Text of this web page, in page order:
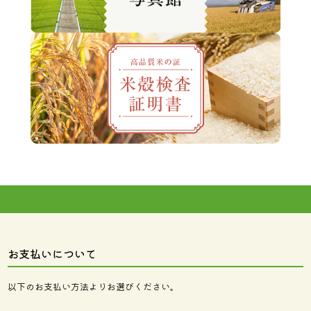
お支払いについて
以下のお支払い方法よりお選びください。